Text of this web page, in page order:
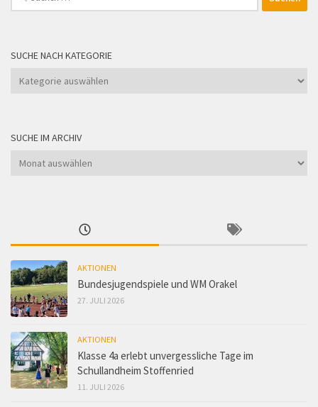
nach:
SUCHE NACH KATEGORIE
Suche
SUCHE IM ARCHIV
Suche
AKTIONEN
Bundesjugendspiele und WM Orakel
27. JULI 2026
AKTIONEN
Klasse 4a erlebt unvergessliche Tage im
Schullandheim Stoffenried
11. JULI 2026